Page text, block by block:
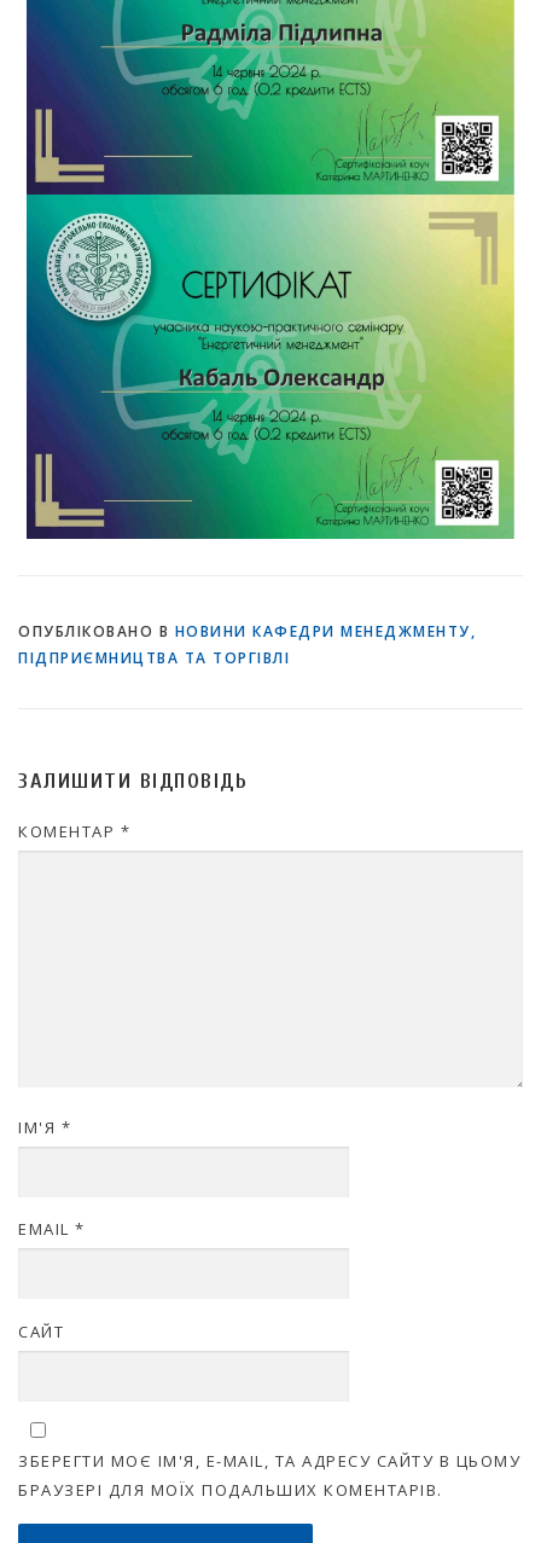
ОПУБЛІКОВАНО В НОВИНИ КАФЕДРИ МЕНЕДЖМЕНТУ,
ПІДПРИЄМНИЦТВА ТА ТОРГІВЛІ
ЗАЛИШИТИ ВІДПОВІДЬ
КОМЕНТАР *
ІМ'Я *
EMAIL *
САЙТ
ЗБЕРЕГТИ МОЄ ІМ'Я, E-MAIL, ТА АДРЕСУ САЙТУ В ЦЬОМУ
БРАУЗЕРІ ДЛЯ МОЇХ ПОДАЛЬШИХ КОМЕНТАРІВ.